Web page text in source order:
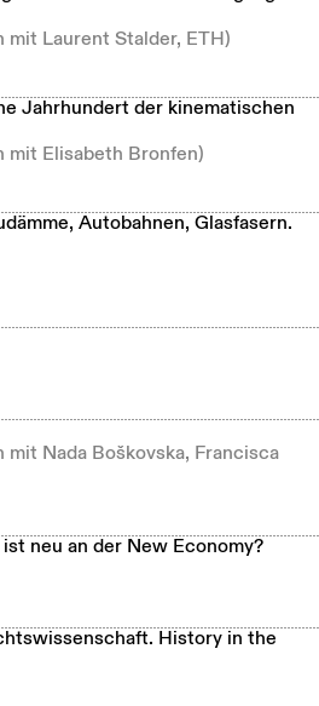
mit Laurent Stalder, ETH)
Jahrhundert der kinematischen
mit Elisabeth Bronfen)
Autobahnen, Glasfasern.
Nada Boškovska, Francisca
neu an der New Economy?
History in the